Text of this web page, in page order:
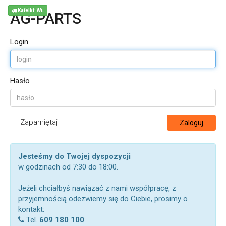
AG-PARTS
Login
Hasło
Zapamiętaj Zaloguj
Jesteśmy do Twojej dyspozycji
w godzinach od 7:30 do 18:00.
Jeżeli chciałbyś nawiązać z nami współpracę, z
przyjemnością odezwiemy się do Ciebie, prosimy o
kontakt:
Tel. 609 180 100
Kafelki: WŁ